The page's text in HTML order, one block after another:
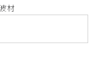
材